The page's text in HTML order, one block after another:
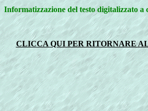
Informatizzazione del testo digitalizzato
CLICCA QUI PER RITORNARE